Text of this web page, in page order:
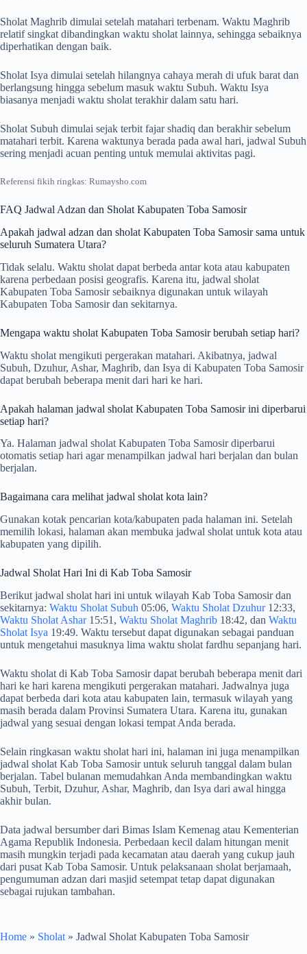
Sholat Maghrib dimulai setelah matahari terbenam. Waktu Maghrib
relatif singkat dibandingkan waktu sholat lainnya, sehingga sebaiknya
diperhatikan dengan baik.
Sholat Isya dimulai setelah hilangnya cahaya merah di ufuk barat dan
berlangsung hingga sebelum masuk waktu Subuh. Waktu Isya
biasanya menjadi waktu sholat terakhir dalam satu hari.
Sholat Subuh dimulai sejak terbit fajar shadiq dan berakhir sebelum
matahari terbit. Karena waktunya berada pada awal hari, jadwal Subuh
sering menjadi acuan penting untuk memulai aktivitas pagi.
Referensi fikih ringkas: Rumaysho.com
FAQ Jadwal Adzan dan Sholat Kabupaten Toba Samosir
Apakah jadwal adzan dan sholat Kabupaten Toba Samosir sama untuk
seluruh Sumatera Utara?
Tidak selalu. Waktu sholat dapat berbeda antar kota atau kabupaten
karena perbedaan posisi geografis. Karena itu, jadwal sholat
Kabupaten Toba Samosir sebaiknya digunakan untuk wilayah
Kabupaten Toba Samosir dan sekitarnya.
Mengapa waktu sholat Kabupaten Toba Samosir berubah setiap hari?
Waktu sholat mengikuti pergerakan matahari. Akibatnya, jadwal
Subuh, Dzuhur, Ashar, Maghrib, dan Isya di Kabupaten Toba Samosir
dapat berubah beberapa menit dari hari ke hari.
Apakah halaman jadwal sholat Kabupaten Toba Samosir ini diperbarui
setiap hari?
Ya. Halaman jadwal sholat Kabupaten Toba Samosir diperbarui
otomatis setiap hari agar menampilkan jadwal hari berjalan dan bulan
berjalan.
Bagaimana cara melihat jadwal sholat kota lain?
Gunakan kotak pencarian kota/kabupaten pada halaman ini. Setelah
memilih lokasi, halaman akan membuka jadwal sholat untuk kota atau
kabupaten yang dipilih.
Jadwal Sholat Hari Ini di Kab Toba Samosir
Berikut jadwal sholat hari ini untuk wilayah Kab Toba Samosir dan
sekitarnya: Waktu Sholat Subuh 05:06, Waktu Sholat Dzuhur12:33,
Waktu Sholat Ashar15:51, Waktu Sholat Maghrib 18:42, dan Waktu
Sholat Isya 19:49. Waktu tersebut dapat digunakan sebagai panduan
untuk mengetahui masuknya lima waktu sholat fardhu sepanjang hari.
Waktu sholat di Kab Toba Samosir dapat berubah beberapa menit dari
hari ke hari karena mengikuti pergerakan matahari. Jadwalnya juga
dapat berbeda dari kota atau kabupaten lain, termasuk wilayah yang
masih berada dalam Provinsi Sumatera Utara. Karena itu, gunakan
jadwal yang sesuai dengan lokasi tempat Anda berada.
Selain ringkasan waktu sholat hari ini, halaman ini juga menampilkan
jadwal sholat Kab Toba Samosir untuk seluruh tanggal dalam bulan
berjalan. Tabel bulanan memudahkan Anda membandingkan waktu
Subuh, Terbit, Dzuhur, Ashar, Maghrib, dan Isya dari awal hingga
akhir bulan.
Data jadwal bersumber dari Bimas Islam Kemenag atau Kementerian
Agama Republik Indonesia. Perbedaan kecil dalam hitungan menit
masih mungkin terjadi pada kecamatan atau daerah yang cukup jauh
dari pusat Kab Toba Samosir. Untuk pelaksanaan sholat berjamaah,
pengumuman adzan dari masjid setempat tetap dapat digunakan
sebagai rujukan tambahan.
Home » Sholat » Jadwal Sholat Kabupaten Toba Samosir